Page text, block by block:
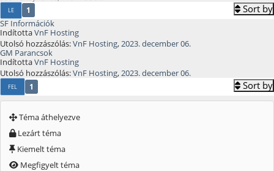
LE 1 Sort by
SF Információk
IndítottaVnF Hosting
Utolsó hozzászólás:VnF Hosting,2023. december 06.
GM Parancsok
IndítottaVnF Hosting
Utolsó hozzászólás:VnF Hosting,2023. december 06.
FEL 1 Sort by
Téma áthelyezve
Lezárt téma
Kiemelt téma
Megfigyelt téma